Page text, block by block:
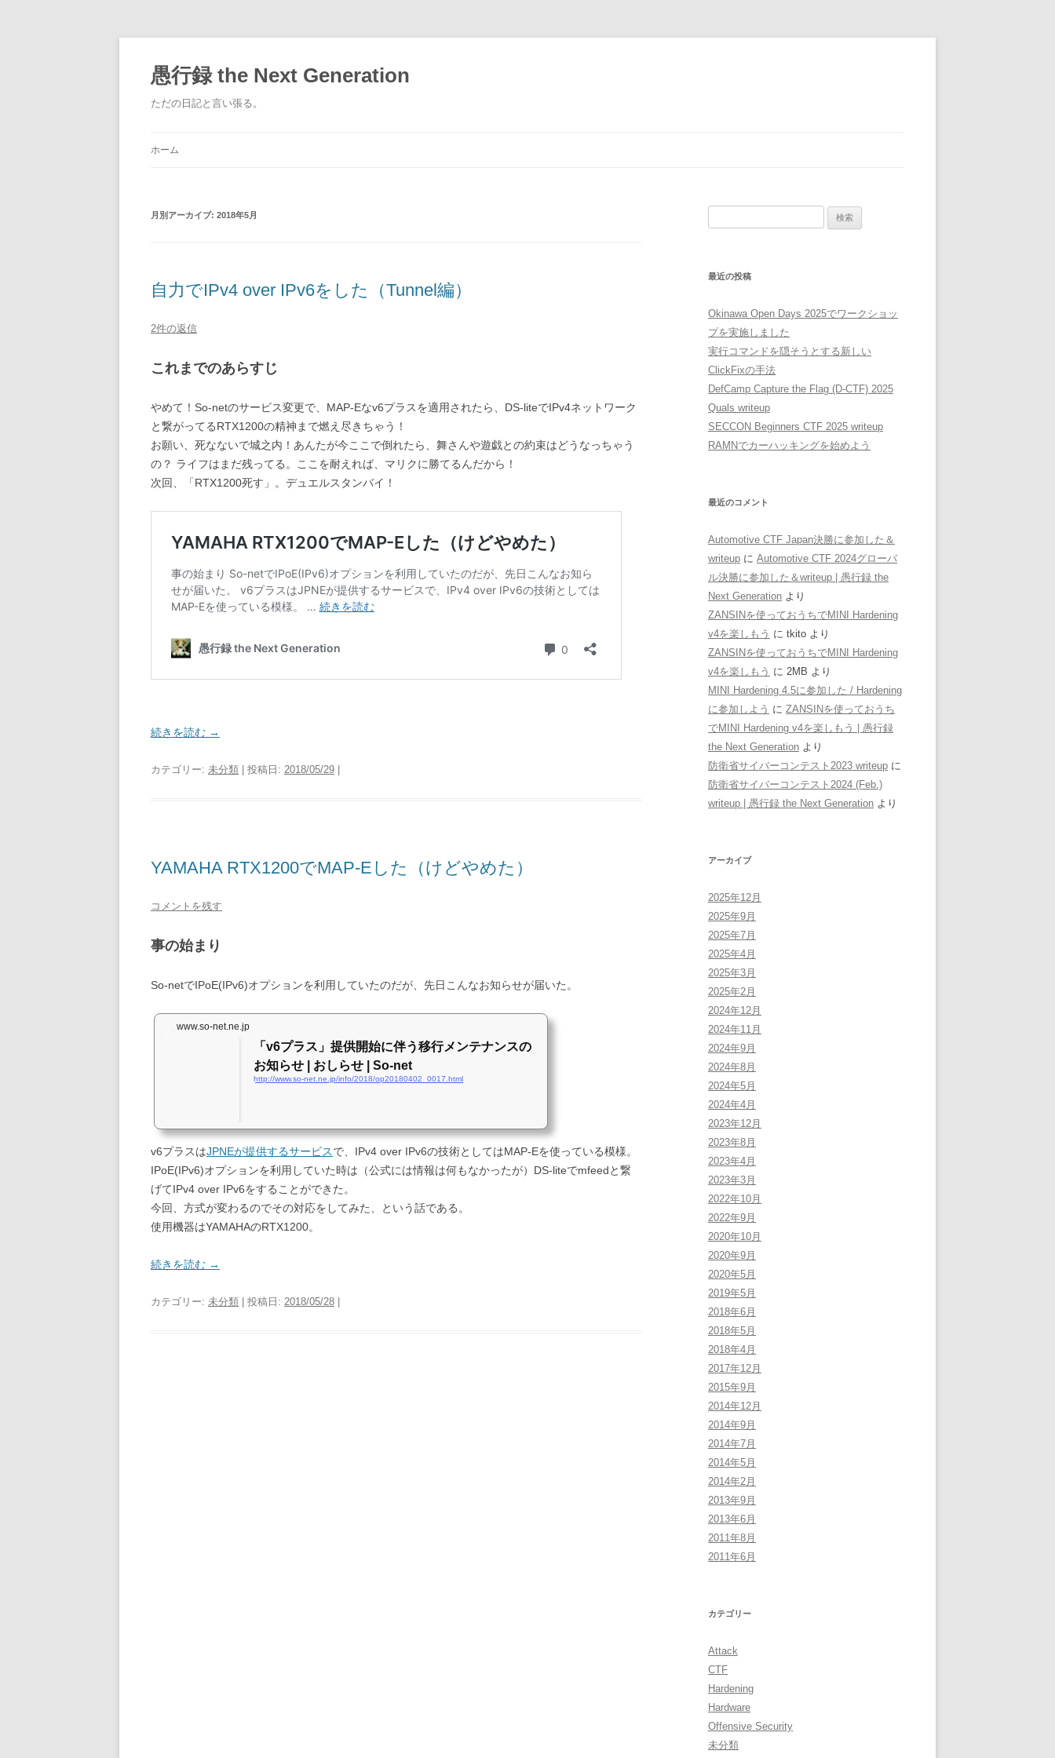
テ
ン
ツ
へ
ス
愚行録 the Next Generation
ただの日記と言い張る。
ホーム
月別アーカイブ: 2018年5月
自力でIPv4 over IPv6をした（Tunnel編）
2件の返信
これまでのあらすじ
やめて！So-netのサービス変更で、MAP-Eなv6プラスを適用されたら、DS-liteでIPv4ネットワーク
と繋がってるRTX1200の精神まで燃え尽きちゃう！
お願い、死なないで城之内！あんたが今ここで倒れたら、舞さんや遊戯との約束はどうなっちゃう
の？ ライフはまだ残ってる。ここを耐えれば、マリクに勝てるんだから！
次回、「RTX1200死す」。デュエルスタンバイ！
続きを読む →
カテゴリー: 未分類 | 投稿日: 2018/05/29
YAMAHA RTX1200でMAP-Eした（けどやめた）
コメントを残す
事の始まり
So-netでIPoE(IPv6)オプションを利用していたのだが、先日こんなお知らせが届いた。
www.so-net.ne.jp
「v6プラス」提供開始に伴う移行メンテナンスの
お知らせ | おしらせ | So-net
http://www.so-net.ne.jp/info/2018/op20180402_0017.html
v6プラスはJPNEが提供するサービスで、IPv4 over IPv6の技術としてはMAP-Eを使っている模様。
IPoE(IPv6)オプションを利用していた時は（公式には情報は何もなかったが）DS-liteでmfeedと繋
げてIPv4 over IPv6をすることができた。
今回、方式が変わるのでその対応をしてみた、という話である。
使用機器はYAMAHAのRTX1200。
続きを読む →
カテゴリー: 未分類 | 投稿日: 2018/05/28
最近の投稿
Okinawa Open Days 2025でワークショッ
プを実施しました
実行コマンドを隠そうとする新しい
ClickFixの手法
DefCamp Capture the Flag (D-CTF) 2025
Quals writeup
SECCON Beginners CTF 2025 writeup
RAMNでカーハッキングを始めよう
最近のコメント
Automotive CTF Japan決勝に参加した＆
writeup に Automotive CTF 2024グローバ
ル決勝に参加した＆writeup | 愚行録 the
Next Generation より
ZANSINを使っておうちでMINI Hardening
v4を楽しもう に tkito より
ZANSINを使っておうちでMINI Hardening
v4を楽しもう に 2MB より
MINI Hardening 4.5に参加した / Hardening
に参加しよう に ZANSINを使っておうち
でMINI Hardening v4を楽しもう | 愚行録
the Next Generation より
防衛省サイバーコンテスト2023 writeup に
防衛省サイバーコンテスト2024 (Feb.)
writeup | 愚行録 the Next Generation より
アーカイブ
2025年12月
2025年9月
2025年7月
2025年4月
2025年3月
2025年2月
2024年12月
2024年11月
2024年9月
2024年8月
2024年5月
2024年4月
2023年12月
2023年8月
2023年4月
2023年3月
2022年10月
2022年9月
2020年10月
2020年9月
2020年5月
2019年5月
2018年6月
2018年5月
2018年4月
2017年12月
2015年9月
2014年12月
2014年9月
2014年7月
2014年5月
2014年2月
2013年9月
2013年6月
2011年8月
2011年6月
カテゴリー
Attack
CTF
Hardening
Hardware
Offensive Security
未分類